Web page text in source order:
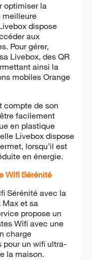
optimiser la
meilleure
dispose
aux
Pour gérer,
Livebox, des QR
ainsi la
mobiles Orange
compte de son
facilement
en plastique
Livebox dispose
lorsqu’il est
en énergie.
Wifi Sérénité
Sérénité avec la
Max et sa
propose un
Wifi avec une
charge
pour un wifi ultra-
la maison.